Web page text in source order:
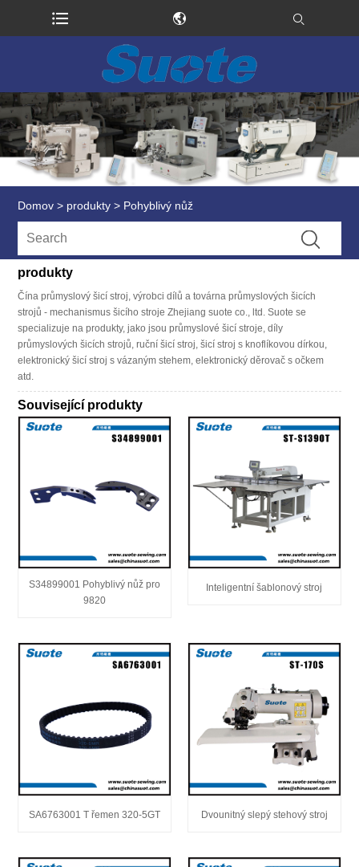
Domov > produkty > Pohyblivý nůž
produkty
Čína průmyslový šicí stroj, výrobci dílů a továrna průmyslových šicích
strojů - mechanismus šicího stroje Zhejiang suote co., ltd. Suote se
specializuje na produkty, jako jsou průmyslové šicí stroje, díly
průmyslových šicích strojů, ruční šicí stroj, šicí stroj s knoflíkovou dírkou,
elektronický šicí stroj s vázaným stehem, elektronický děrovač s očkem
atd.
Související produkty
S34899001 Pohyblivý nůž pro
9820
Inteligentní šablonový stroj
SA6763001 T řemen 320-5GT Dvounitný slepý stehový stroj